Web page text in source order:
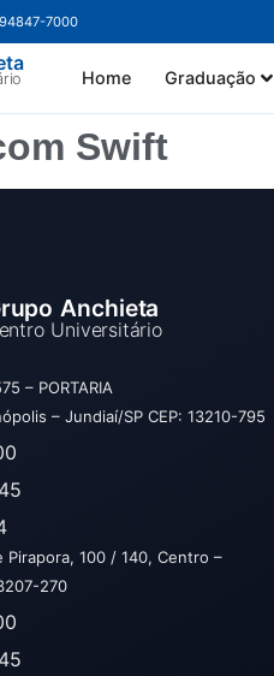
94847-7000
Home Graduação
Swift
Anchieta
Universitário
– PORTARIA
– Jundiaí/SP CEP: 13210-795
Pirapora, 100 / 140, Centro –
270